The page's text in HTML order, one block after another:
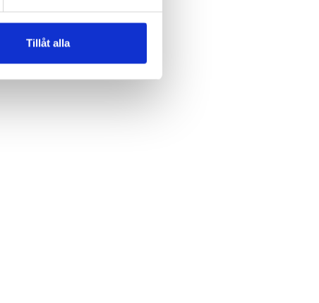
Tillåt alla